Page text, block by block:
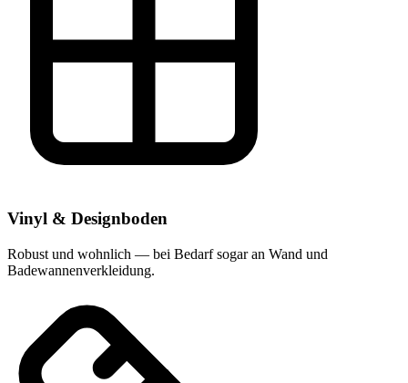
Vinyl & Designboden
Robust und wohnlich — bei Bedarf sogar an Wand und
Badewannenverkleidung.